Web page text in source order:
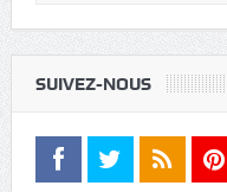
SUIVEZ-NOUS